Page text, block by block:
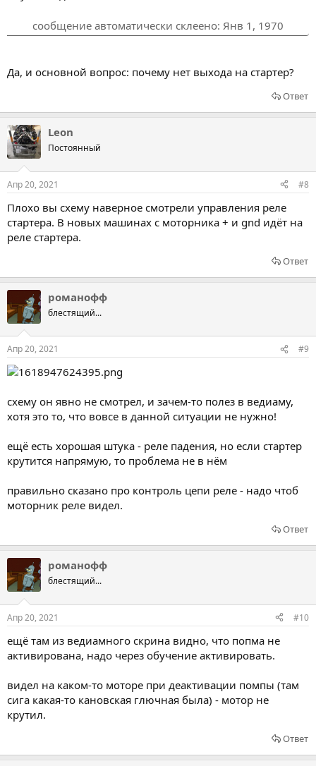
сообщение автоматически склеено: Янв 1, 1970
Да, и основной вопрос: почему нет выхода на стартер?
Ответ
Leon
Постоянный
Апр 20, 2021 #8
Плохо вы схему наверное смотрели управления реле
стартера. В новых машинах с моторника + и gnd идёт на
реле стартера.
Ответ
романофф
блестящий...
Апр 20, 2021 #9
схему он явно не смотрел, и зачем-то полез в ведиаму,
хотя это то, что вовсе в данной ситуации не нужно!
ещё есть хорошая штука - реле падения, но если стартер
крутится напрямую, то проблема не в нём
правильно сказано про контроль цепи реле - надо чтоб
моторник реле видел.
Ответ
романофф
блестящий...
Апр 20, 2021 #10
ещё там из ведиамного скрина видно, что попма не
активирована, надо через обучение активировать.
видел на каком-то моторе при деактивации помпы (там
сига какая-то кановская глючная была) - мотор не
крутил.
Ответ